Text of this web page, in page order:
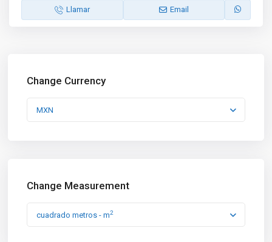
Llamar Email
Change Currency
MXN
Change Measurement
cuadrado metros - m2